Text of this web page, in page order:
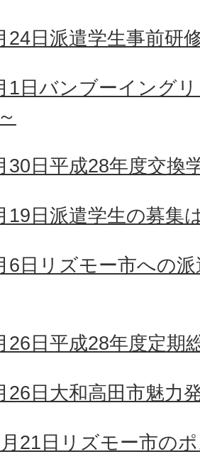
24日派遣学生事前研
1日バンブーイング
30日平成28年度交換
19日派遣学生の募集
6日リズモー市への
26日平成28年度定期
26日大和高田市魅力
21日リズモー市の